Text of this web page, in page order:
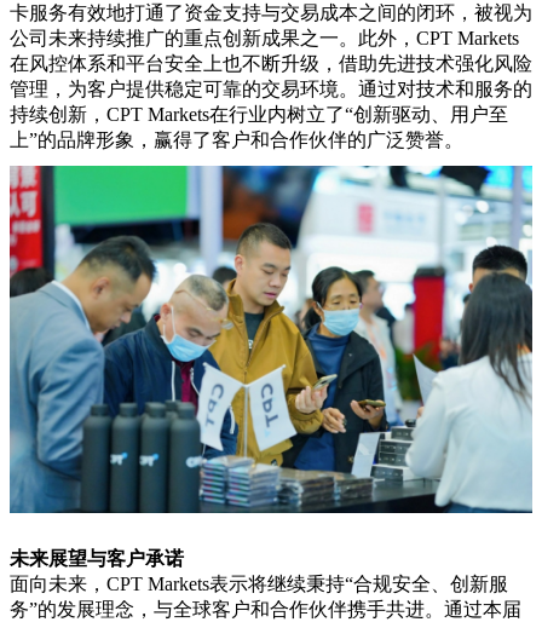
卡服务有效地打通了资金支持与交易成本之间的闭环，被视为
公司未来持续推广的重点创新成果之一。此外，CPT Markets
在风控体系和平台安全上也不断升级，借助先进技术强化风险
管理，为客户提供稳定可靠的交易环境。通过对技术和服务的
持续创新，CPT Markets在行业内树立了“创新驱动、用户至
上”的品牌形象，赢得了客户和合作伙伴的广泛赞誉。
未来展望与客户承诺
面向未来，CPT Markets表示将继续秉持“合规安全、创新服
务”的发展理念，与全球客户和合作伙伴携手共进。通过本届